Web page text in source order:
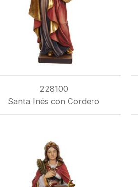
228100
Santa Inés con Cordero